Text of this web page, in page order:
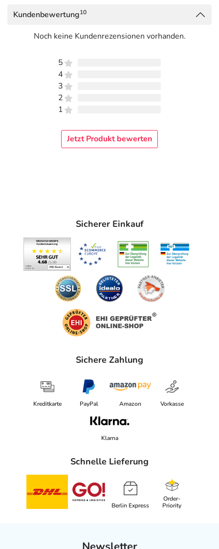
Kundenbewertung10
Noch keine Kundenrezensionen vorhanden.
5
4
3
2
1
Jetzt Produkt bewerten
Sicherer Einkauf
Sichere Zahlung
Kreditkarte PayPal Amazon Vorkasse
Klarna
Schnelle Lieferung
Berlin Express
Order-
Priority